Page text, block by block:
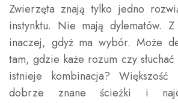
Zwierzęta znają tylko jedno
instynktu. Nie mają dylematów. Z
inaczej, gdyż ma wybór. Może
tam, gdzie każe rozum czy
istnieje kombinacja?
dobrze znane ścieżki i